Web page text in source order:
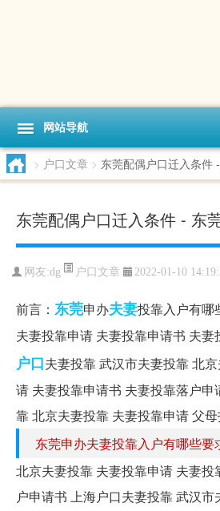
网站导航
> 户口文章 > 东莞配偶户口迁入条件
东莞配偶户口迁入条件 - 东
网友:dg 户口文章 2022-01-10
前言： 东莞申办夫妻投靠入户有哪
夫妻投靠申请 夫妻投靠申请书 夫
户口夫妻投靠 武汉市夫妻投靠 北
请 夫妻投靠申请书 夫妻投靠落户申
靠 北京夫妻投靠 夫妻投靠申请 父
东莞申办夫妻投靠入户有哪些要
北京夫妻投靠 夫妻投靠申请 夫妻投
户申请书 上海户口夫妻投靠 武汉